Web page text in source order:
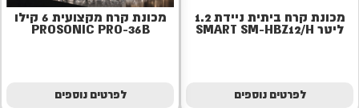
מכונת קרח ביתית ניידת 1.2
ליטר SMART SM-HBZ12/H
לפרטים נוספים
מכונת קרח מקצועית 6 קילו
PROSONIC PRO-36B
לפרטים נוספים